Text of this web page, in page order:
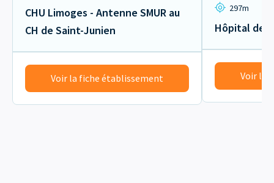
CHU Limoges - Antenne SMUR au
CH de Saint-Junien
Voir la fiche établissement
297m
Hôpital de
Voir la